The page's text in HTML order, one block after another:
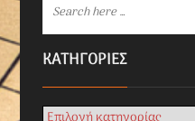
KΑΤΗΓΟΡΊΕΣ